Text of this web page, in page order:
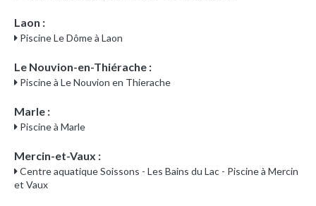
Laon :
Piscine Le Dôme à Laon
Le Nouvion-en-Thiérache :
Piscine à Le Nouvion en Thierache
Marle :
Piscine à Marle
Mercin-et-Vaux :
Centre aquatique Soissons - Les Bains du Lac - Piscine à Mercin
et Vaux